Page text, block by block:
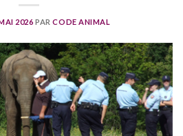
2026 PARCODE ANIMAL